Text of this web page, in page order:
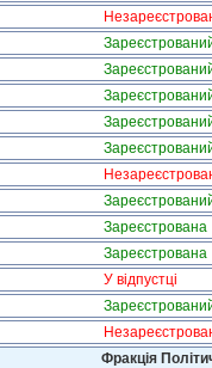
Зареєстрована
Зареєстрована
У відпустці
Фракція